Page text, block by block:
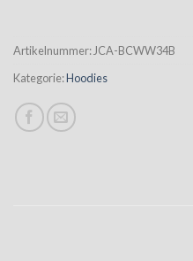
Artikelnummer: JCA-BCWW34B
Kategorie:Hoodies